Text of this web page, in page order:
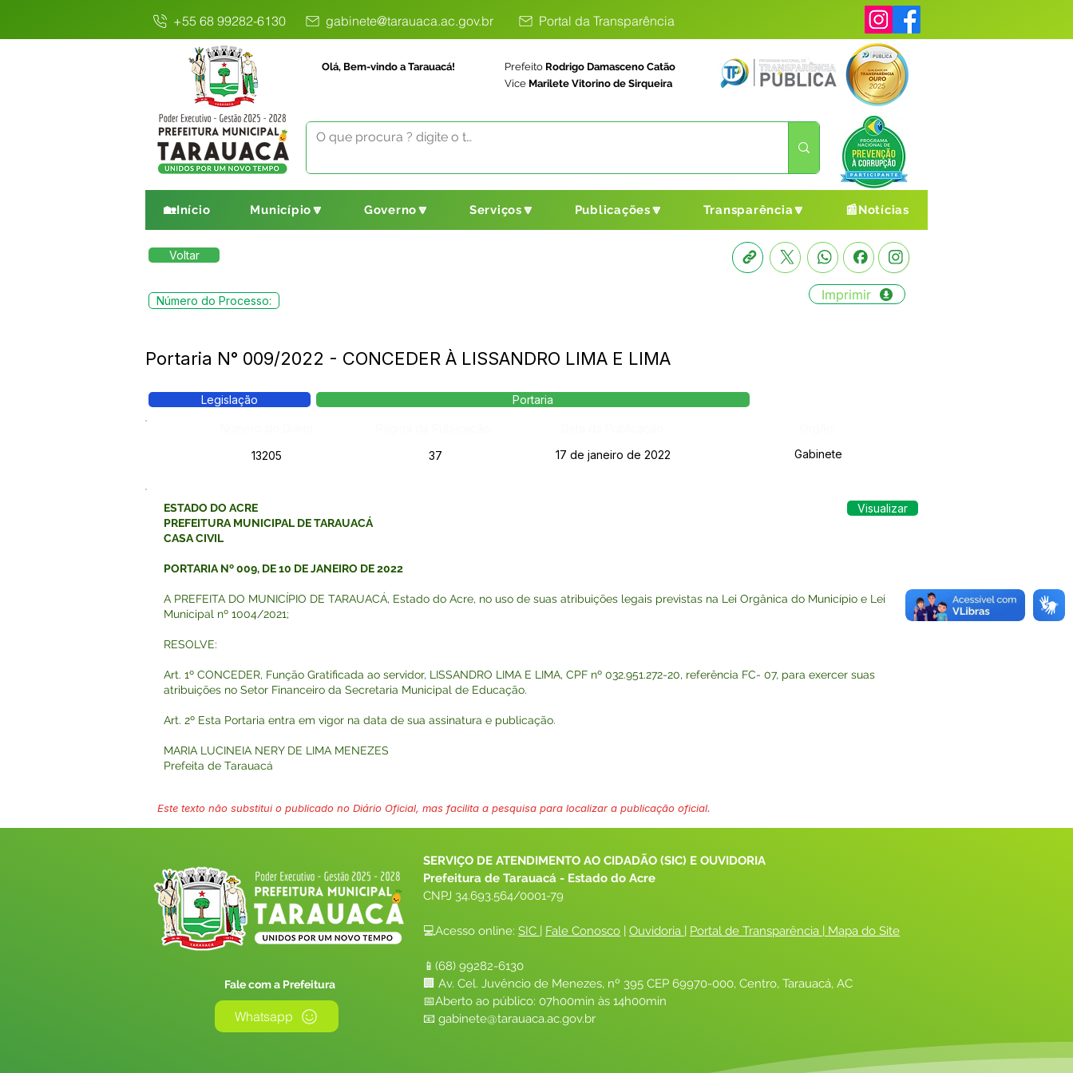
+55 68 99282-6130 gabinete@tarauaca.ac.gov.br Portal da Transparência
Olá, Bem-vindo a Tarauacá! Prefeito Rodrigo Damasceno Catão
Vice Marilete Vitorino de Sirqueira
🏡Início Município🔽 Governo🔽 Serviços🔽 Publicações🔽 Transparência🔽 📰Notícias
Voltar
Número do Processo: Imprimir
Portaria N° 009/2022 - CONCEDER À LISSANDRO LIMA E LIMA
Legislação Portaria
13205
37 17 de janeiro de 2022 Gabinete
ESTADO DO ACRE
PREFEITURA MUNICIPAL DE TARAUACÁ
CASA CIVIL
PORTARIA Nº 009, DE 10 DE JANEIRO DE 2022
A PREFEITA DO MUNICÍPIO DE TARAUACÁ, Estado do Acre, no uso de suas atribuições legais previstas na Lei Orgânica do Município e Lei
Municipal nº 1004/2021;
RESOLVE:
Art. 1º CONCEDER, Função Gratificada ao servidor, LISSANDRO LIMA E LIMA, CPF nº 032.951.272-20, referência FC- 07, para exercer suas
atribuições no Setor Financeiro da Secretaria Municipal de Educação.
Art. 2º Esta Portaria entra em vigor na data de sua assinatura e publicação.
MARIA LUCINEIA NERY DE LIMA MENEZES
Prefeita de Tarauacá
Visualizar
Este texto não substitui o publicado no Diário Oficial, mas facilita a pesquisa para localizar a publicação oficial.
Fale com a Prefeitura
Whatsapp
SERVIÇO DE ATENDIMENTO AO CIDADÃO (SIC) E OUVIDORIA
Prefeitura de Tarauacá - Estado do Acre
CNPJ 34.693.564/0001-79
💻Acesso online: SIC | Fale Conosco | Ouvidoria | Portal de Transparência | Mapa do Site
📱(68) 99282-6130
🏢 Av. Cel. Juvêncio de Menezes, nº 395 CEP 69970-000, Centro, Tarauacá, AC
📅Aberto ao público: 07h00min às 14h00min
📧 gabinete@tarauaca.ac.gov.br